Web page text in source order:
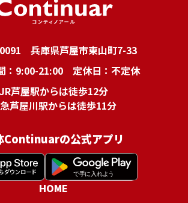
兵庫県芦屋市東山町7-33
：9:00-21:00 定休日：不定休
JR芦屋駅からは徒歩12分
芦屋川駅からは徒歩11分
Continuarの公式アプリ
HOME